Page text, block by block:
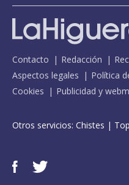
Contacto Redacción
Aspectos legales
Política
Cookies
Publicidad y
Otros servicios: Chistes |